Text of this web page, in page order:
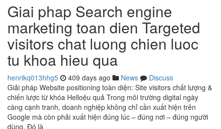
Giai phap Search engine
marketing toan dien Targeted
visitors chat luong chien luoc
tu khoa hieu qua
henrikq013hhg5 409 days ago News
Discuss
Giải pháp Website positioning toàn diện: Site visitors chất lượng &
chiến lược từ khóa Helloệu quả Trong môi trường digital ngày
càng cạnh tranh, doanh nghiệp không chỉ cần xuất hiện trên
Google mà còn phải xuất hiện đúng lúc – đúng nơi – đúng người
dùng. Đó là